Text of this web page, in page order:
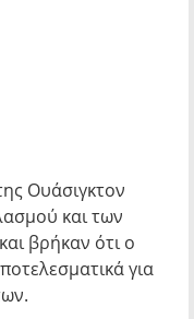
Ουάσιγκτον
και των
βρήκαν ότι ο
για